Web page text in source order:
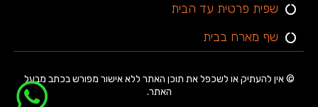
שפית פרטית עד הבית
שף מארח בבית
© אין להעתיק או לשכפל את תוכן האתר ללא אישור מפורש בכתב מבעל
האתר.